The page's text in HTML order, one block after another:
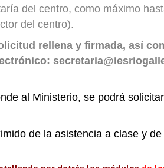
del centro, como máximo
del centro).
rellena y firmada, así
al Ministerio, se podrá
de la asistencia a clase y